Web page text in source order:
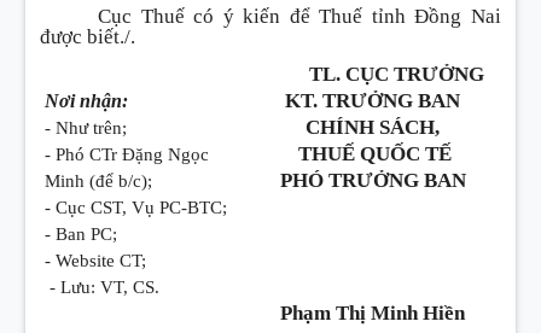
Cục Thuế có ý kiến để Thuế tỉnh Đồng Nai
được biết./.
Nơi nhận:
- Như trên;
- Phó CTr Đặng Ngọc
Minh (để b/c);
- Cục CST, Vụ PC-BTC;
- Ban PC;
- Website CT;
- Lưu: VT, CS.
TL. CỤC TRƯỞNG
KT. TRƯỞNG BAN
CHÍNH SÁCH,
THUẾ QUỐC TẾ
PHÓ TRƯỞNG BAN
Phạm Thị Minh Hiền